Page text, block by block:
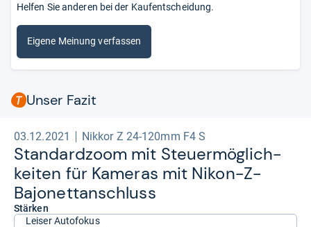
Helfen Sie anderen bei der Kaufentscheidung.
Eigene Meinung verfassen
Unser Fazit
03.12.2021 Nikkor Z 24-120mm F4 S
Stan­dard­zoom mit Steu­er­mög­lich­
kei­ten für Kame­ras mit Nikon-​Z-​
Bajo­net­t­an­schluss
Stärken
Leiser Autofokus